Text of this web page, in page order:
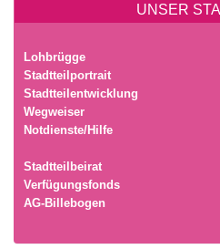
UNSER
Lohbrügge
Stadtteilportrait
Stadtteilentwicklung
Wegweiser
Notdienste/Hilfe
Stadtteilbeirat
Verfügungsfonds
AG-Billebogen